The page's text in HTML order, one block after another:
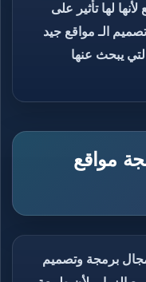
لها تأثير على
الـ مواقع جيد
يبحث عنها
مواقع
برمجة وتصميم